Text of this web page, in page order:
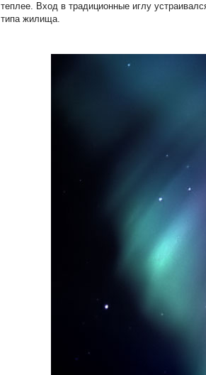
теплее. Вход в традиционные иглу
типа жилища.